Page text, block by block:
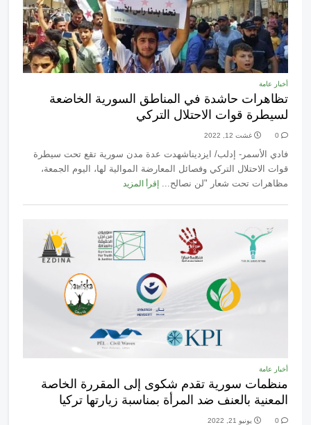
أخبار عامة
تظاهرات حاشدة في المناطق السورية الخاضعة
لسيطرة قوات الاحتلال التركي
0 غشت 12, 2022
فادي الأسمر- إدلب/ ايزديناشهدت عدة مدن سورية تقع تحت سيطرة
قوات الاحتلال التركي وفصائل المعارضة الموالية لها، اليوم الجمعة،
مظاهرات تحت شعار "لن نصالح...
إقرأ المزيد
أخبار عامة
منظمات سورية تقدم شكوى إلى المقررة الخاصة
المعنية بالعنف ضد المرأة بمناسبة زيارتها تركيا
0 يونيو 21, 2022